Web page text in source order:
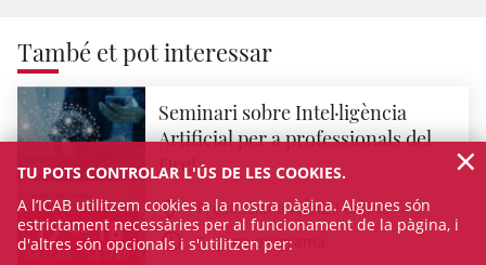
També et pot interessar
17
SET/26
18
SET/26
Seminari sobre Intel·ligència
Artificial per a professionals del
Dret
Presencial a l'ICAB i online
Segons programa
TU POTS CONTROLAR L'ÚS DE LES COOKIES.
A l’ICAB utilitzem cookies a la nostra pàgina. Algunes són
estrictament necessàries per al funcionament de la pàgina, i
d'altres són opcionals i s'utilitzen per:
×